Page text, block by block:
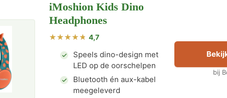
iMoshion Kids Dino
Headphones
4,7
Speels dino-design met
LED op de oorschelpen
Bluetooth én aux-kabel
meegeleverd
bij